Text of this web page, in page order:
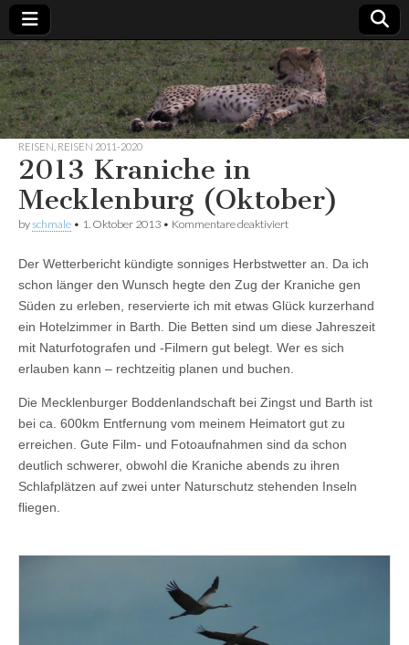
Günter
Schmale
Willkommen
auf meiner
Website
REISEN REISEN 2011-2020
2013 Kraniche in
Mecklenburg (Oktober)
byschmale • 1. Oktober 2013 • Kommentare deaktiviertfür
in
Mecklenburg
Der Wetterbericht kündigte sonniges Herbstwetter an. Da ich
schon länger den Wunsch hegte den Zug der Kraniche gen
Süden zu erleben, reservierte ich mit etwas Glück kurzerhand
ein Hotelzimmer in Barth. Die Betten sind um diese Jahreszeit
mit Naturfotografen und -Filmern gut belegt. Wer es sich
erlauben kann – rechtzeitig planen und buchen.
Die Mecklenburger Boddenlandschaft bei Zingst und Barth ist
bei ca. 600km Entfernung vom meinem Heimatort gut zu
erreichen. Gute Film- und Fotoaufnahmen sind da schon
deutlich schwerer, obwohl die Kraniche abends zu ihren
Schlafplätzen auf zwei unter Naturschutz stehenden Inseln
fliegen.